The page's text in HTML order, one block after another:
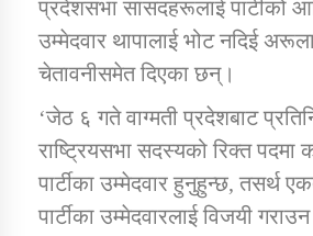
प्रदेशसभा सांसदहरूलाई पार्टीको
उम्मेदवार थापालाई भोट नदिई
चेतावनीसमेत दिएका छन्।
‘जेठ ६ गते वाग्मती प्रदेशबाट
राष्ट्रियसभा सदस्यको रिक्त पदमा
पार्टीका उम्मेदवार हुनुहुन्छ, तसर्थ
पार्टीका उम्मेदवारलाई विजयी